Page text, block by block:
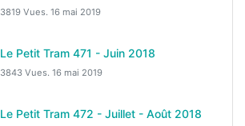
3819 Vues. 16 mai 2019
Le Petit Tram 471 - Juin 2018
3843 Vues. 16 mai 2019
Le Petit Tram 472 - Juillet - Août 2018